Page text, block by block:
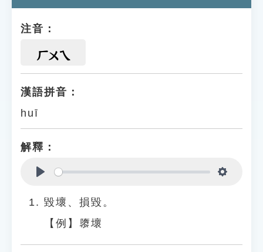
注音：
ㄏㄨㄟ
漢語拼音：
huī
解釋：
毀壞、損毀。
【例】隳壞